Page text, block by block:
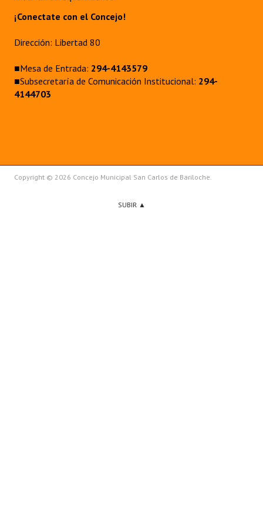
¡Conectate con el Concejo!
Dirección: Libertad 80
■Mesa de Entrada: 294-4143579
■Subsecretaría de Comunicación Institucional: 294-
4144703
Copyright © 2026 Concejo Municipal San Carlos de Bariloche.
SUBIR ▲